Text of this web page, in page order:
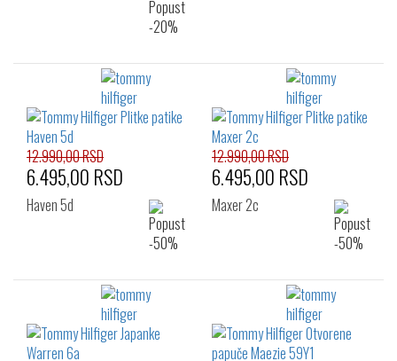
12.990,00 RSD
6.495,00 RSD
Haven 5d
12.990,00 RSD
6.495,00 RSD
Maxer 2c